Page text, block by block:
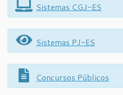
Sistemas CGJ-ES
Sistemas PJ-ES
Concursos Públicos